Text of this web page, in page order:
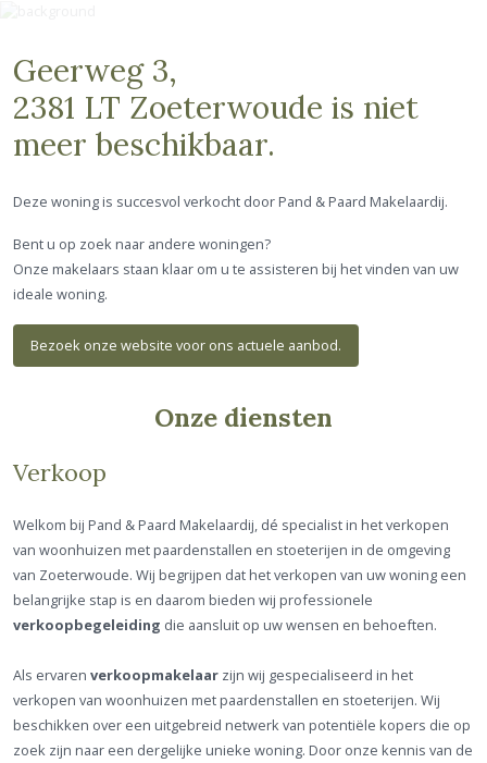
Geerweg 3,
2381 LT Zoeterwoude is niet
meer beschikbaar.
Deze woning is succesvol verkocht door Pand & Paard Makelaardij.
Bent u op zoek naar andere woningen?
Onze makelaars staan klaar om u te assisteren bij het vinden van uw
ideale woning.
Bezoek onze website voor ons actuele aanbod.
Onze diensten
Verkoop
Welkom bij Pand & Paard Makelaardij, dé specialist in het verkopen
van woonhuizen met paardenstallen en stoeterijen in de omgeving
van Zoeterwoude. Wij begrijpen dat het verkopen van uw woning een
belangrijke stap is en daarom bieden wij professionele
verkoopbegeleiding die aansluit op uw wensen en behoeften.
Als ervaren verkoopmakelaar zijn wij gespecialiseerd in het
verkopen van woonhuizen met paardenstallen en stoeterijen. Wij
beschikken over een uitgebreid netwerk van potentiële kopers die op
zoek zijn naar een dergelijke unieke woning. Door onze kennis van de